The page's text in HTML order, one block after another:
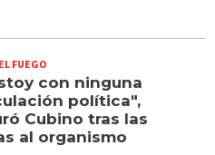
FUEGO
con ninguna
política",
Cubino tras las
al organismo